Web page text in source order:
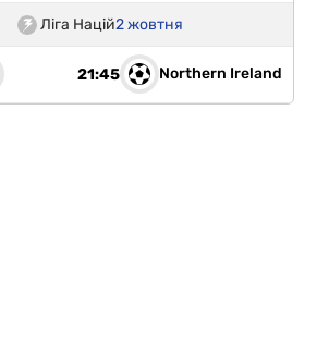
Ліга Націй2 жовтня
21:45 Northern Ireland